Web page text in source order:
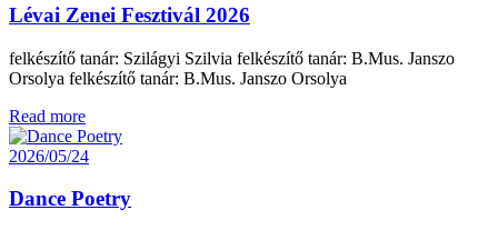
Lévai Zenei Fesztivál 2026
felkészítő tanár: Szilágyi Szilvia felkészítő tanár: B.Mus. Janszo
Orsolya felkészítő tanár: B.Mus. Janszo Orsolya
Read more
2026/05/24
Dance Poetry